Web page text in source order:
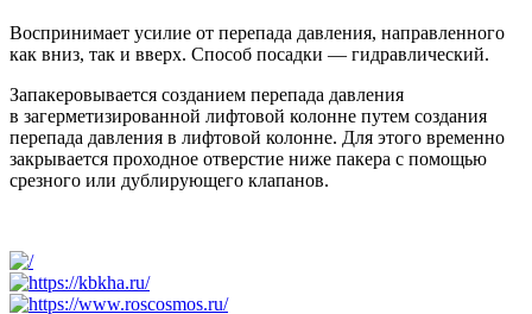
Воспринимает усилие от перепада давления, направленного
как вниз, так и вверх. Способ посадки — гидравлический.
Запакеровывается созданием перепада давления
в загерметизированной лифтовой колонне путем создания
перепада давления в лифтовой колонне. Для этого временно
закрывается проходное отверстие ниже пакера с помощью
срезного или дублирующего клапанов.